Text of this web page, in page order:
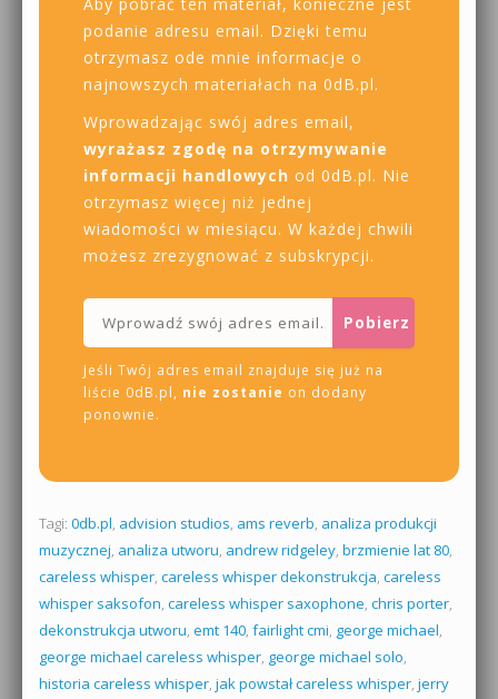
podanie adresu email. Dzięki temu
otrzymasz ode mnie informacje o
najnowszych materiałach na 0dB.pl.
Wprowadzając swój adres email,
wyrażasz zgodę na otrzymywanie
informacji handlowych od 0dB.pl. Nie
otrzymasz więcej niż jednej
wiadomości w miesiącu. W każdej chwili
możesz zrezygnować z subskrypcji.
Jeśli Twój adres email znajduje się już na
liście 0dB.pl, nie zostanie on dodany
ponownie.
Tagi: 0db.pl, advision studios, ams reverb, analiza produkcji
muzycznej, analiza utworu, andrew ridgeley, brzmienie lat 80,
careless whisper, careless whisper dekonstrukcja, careless
whisper saksofon, careless whisper saxophone, chris porter,
dekonstrukcja utworu, emt 140, fairlight cmi, george michael,
george michael careless whisper, george michael solo,
historia careless whisper, jak powstał careless whisper, jerry